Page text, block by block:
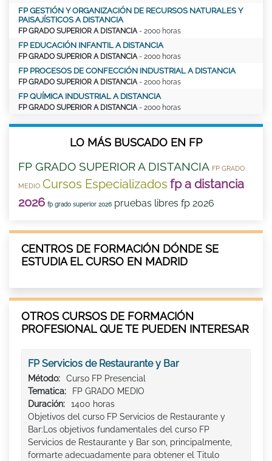
FP GESTIÓN Y ORGANIZACIÓN DE RECURSOS NATURALES Y
PAISAJÍSTICOS A DISTANCIA
FP GRADO SUPERIOR A DISTANCIA- 2000 horas
FP EDUCACIÓN INFANTIL A DISTANCIA
FP GRADO SUPERIOR A DISTANCIA- 2000 horas
FP PROCESOS DE CONFECCIÓN INDUSTRIAL A DISTANCIA
FP GRADO SUPERIOR A DISTANCIA- 2000 horas
FP QUÍMICA INDUSTRIAL A DISTANCIA
FP GRADO SUPERIOR A DISTANCIA- 2000 horas
LO MÁS BUSCADO EN FP
FP GRADO SUPERIOR A DISTANCIA FP GRADO
MEDIO Cursos Especializados fp a distancia
2026 fp grado superior 2026 pruebas libres fp 2026
CENTROS DE FORMACIÓN DÓNDE SE
ESTUDIA EL CURSO EN MADRID
OTROS CURSOS DE FORMACIÓN
PROFESIONAL QUE TE PUEDEN INTERESAR
FP Servicios de Restaurante y Bar
Método:
Curso FP Presencial
Tematica:
FP GRADO MEDIO
Duración:
1400 horas
Objetivos del curso FP Servicios de Restaurante y
Bar:Los objetivos fundamentales del curso FP
Servicios de Restaurante y Bar son, principalmente,
formarte adecuadamente para obtener el Titulo